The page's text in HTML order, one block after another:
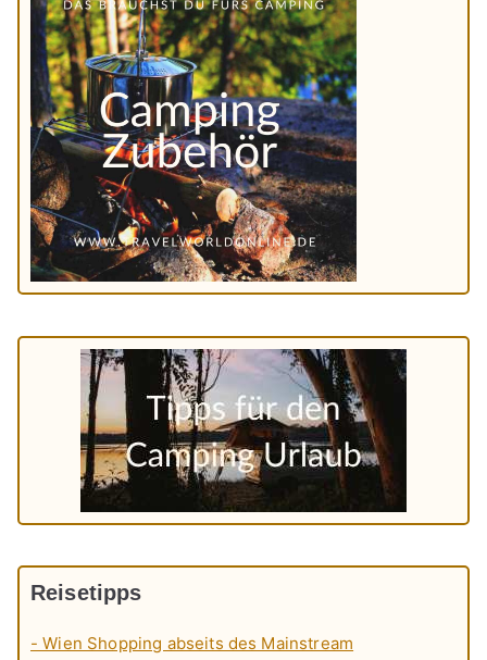
Reisetipps
- Wien Shopping abseits des Mainstream